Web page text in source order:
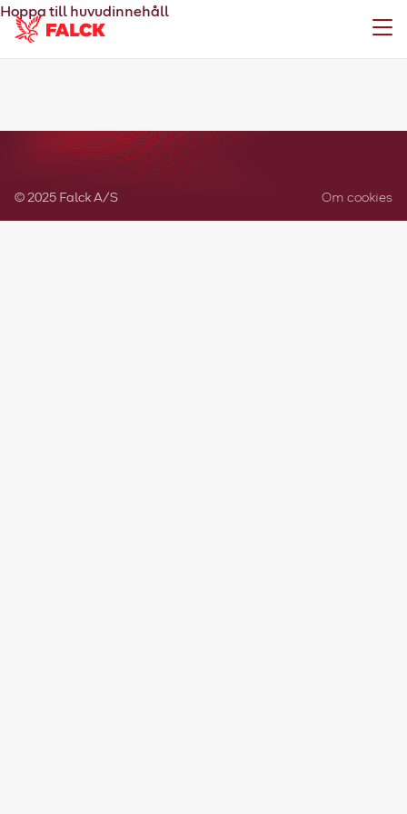
Hoppa till huvudinnehåll
Meny
© 2025 Falck A/S Om cookies